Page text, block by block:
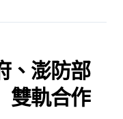
、澎防部
雙軌合作